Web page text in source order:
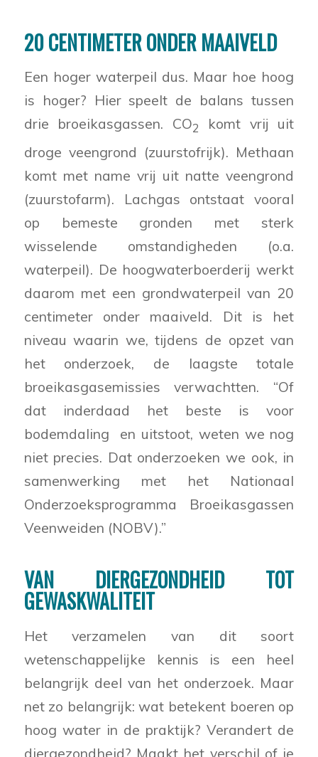
20 CENTIMETER ONDER MAAIVELD
Een hoger waterpeil dus. Maar hoe hoog
is hoger? Hier speelt de balans tussen
drie broeikasgassen. CO2
komt vrij uit
droge veengrond (zuurstofrijk). Methaan
komt met name vrij uit natte veengrond
(zuurstofarm). Lachgas ontstaat vooral
op bemeste gronden met sterk
wisselende omstandigheden (o.a.
waterpeil). De hoogwaterboerderij werkt
daarom met een grondwaterpeil van 20
centimeter onder maaiveld. Dit is het
niveau waarin we, tijdens de opzet van
het onderzoek, de laagste totale
broeikasgasemissies verwachtten. “Of
dat inderdaad het beste is voor
bodemdaling en uitstoot, weten we nog
niet precies. Dat onderzoeken we ook, in
samenwerking met het Nationaal
Onderzoeksprogramma Broeikasgassen
Veenweiden (NOBV).”
VAN DIERGEZONDHEID TOT
GEWASKWALITEIT
Het verzamelen van dit soort
wetenschappelijke kennis is een heel
belangrijk deel van het onderzoek. Maar
net zo belangrijk: wat betekent boeren op
hoog water in de praktijk? Verandert de
diergezondheid? Maakt het verschil of je